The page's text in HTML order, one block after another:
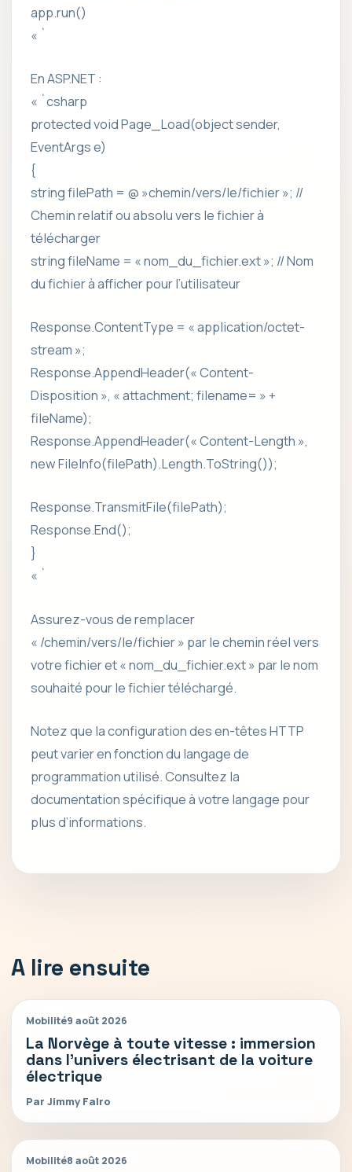
app.run()
« `
En ASP.NET :
« `csharp
protected void Page_Load(object sender,
EventArgs e)
{
string filePath = @ »chemin/vers/le/fichier »; //
Chemin relatif ou absolu vers le fichier à
télécharger
string fileName = « nom_du_fichier.ext »; // Nom
du fichier à afficher pour l’utilisateur
Response.ContentType = « application/octet-
stream »;
Response.AppendHeader(« Content-
Disposition », « attachment; filename= » +
fileName);
Response.AppendHeader(« Content-Length »,
new FileInfo(filePath).Length.ToString());
Response.TransmitFile(filePath);
Response.End();
}
« `
Assurez-vous de remplacer
« /chemin/vers/le/fichier » par le chemin réel vers
votre fichier et « nom_du_fichier.ext » par le nom
souhaité pour le fichier téléchargé.
Notez que la configuration des en-têtes HTTP
peut varier en fonction du langage de
programmation utilisé. Consultez la
documentation spécifique à votre langage pour
plus d’informations.
A lire ensuite
Mobilité9 août 2026
La Norvège à toute vitesse : immersion
dans l’univers électrisant de la voiture
électrique
Par Jimmy Falro
Mobilité8 août 2026